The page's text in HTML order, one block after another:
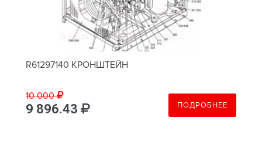
R61297140 КРОНШТЕЙН
10 000
9 896.43 ПОДРОБНЕЕ